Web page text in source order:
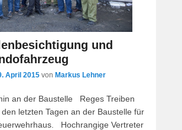
und
April 2015 von Markus Lehner
an der Baustelle Reges Treiben
letzten Tagen an der Baustelle für
Hochrangige Vertreter